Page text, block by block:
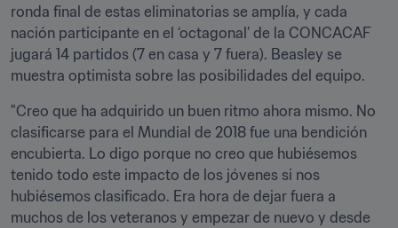
ronda final de estas eliminatorias se amplía, y cada
nación participante en el ‘octagonal’ de la CONCACAF
jugará 14 partidos (7 en casa y 7 fuera). Beasley se
muestra optimista sobre las posibilidades del equipo.
"Creo que ha adquirido un buen ritmo ahora mismo. No
clasificarse para el Mundial de 2018 fue una bendición
encubierta. Lo digo porque no creo que hubiésemos
tenido todo este impacto de los jóvenes si nos
hubiésemos clasificado. Era hora de dejar fuera a
muchos de los veteranos y empezar de nuevo y desde